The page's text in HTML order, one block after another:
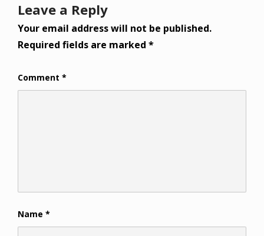
Leave a Reply
Your email address will not be published.
Required fields are marked *
Comment *
Name *